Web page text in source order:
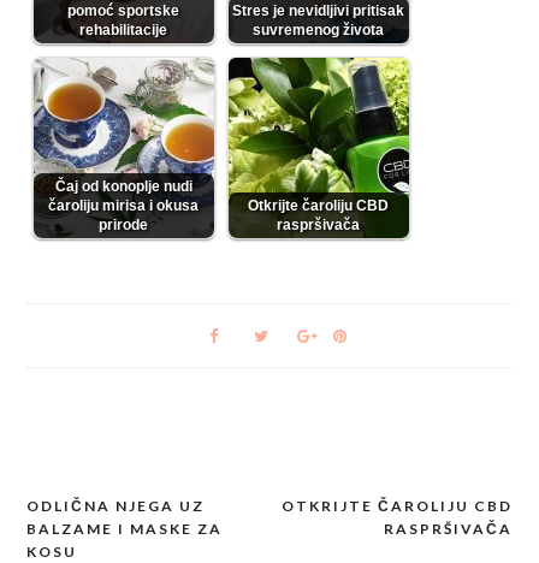
pomoć sportske
rehabilitacije
Stres je nevidljivi pritisak
suvremenog života
Čaj od konoplje nudi
čaroliju mirisa i okusa
prirode
Otkrijte čaroliju CBD
raspršivača
Post
navigation
ODLIČNA NJEGA UZ
BALZAME I MASKE ZA
KOSU
OTKRIJTE ČAROLIJU CBD
RASPRŠIVAČA